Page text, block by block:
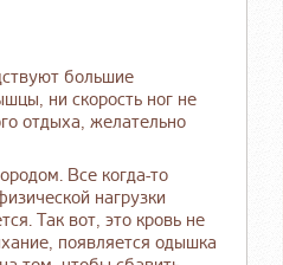
большие
ни скорость ног не
отдыха, желательно
Все когда-то
нагрузки
Так вот, это кровь не
появляется одышка